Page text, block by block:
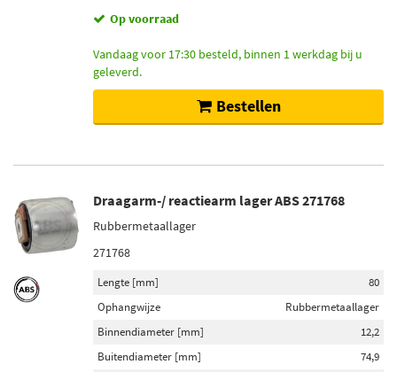
Op voorraad
Vandaag voor 17:30 besteld, binnen 1 werkdag bij u
geleverd.
Bestellen
Draagarm-/ reactiearm lager ABS 271768
Rubbermetaallager
271768
Lengte [mm]
80
Ophangwijze
Rubbermetaallager
Binnendiameter [mm]
12,2
Buitendiameter [mm]
74,9